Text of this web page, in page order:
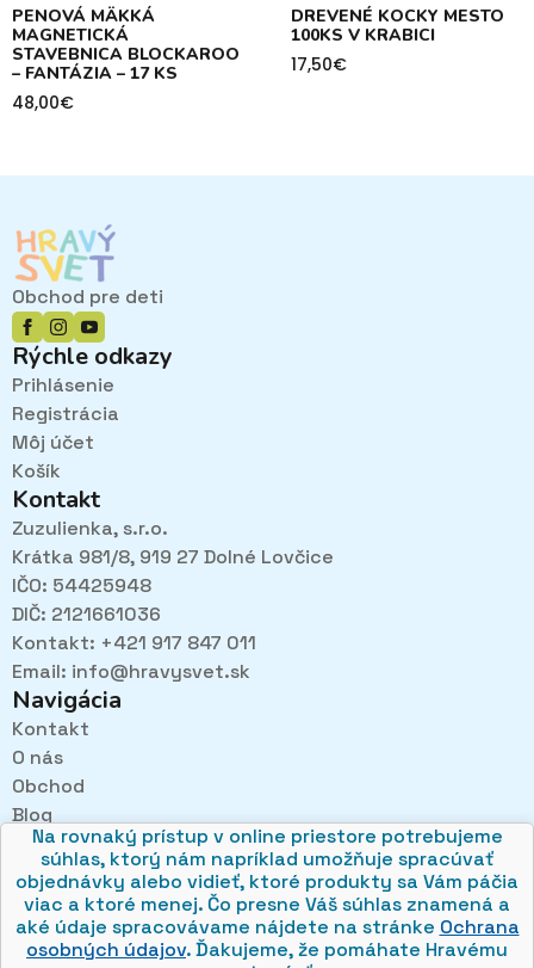
Pri návštevách kamenného obchodu pozorne
načúvame malým aj veľkým, aby sme zistili, čo sa Vám
v obchode páči najviac a mohli sa tak posúvať vpred.
Na rovnaký prístup v online priestore potrebujeme
súhlas, ktorý nám napríklad umožňuje spracúvať
objednávky alebo vidieť, ktoré produkty sa Vám páčia
viac a ktoré menej. Čo presne Váš súhlas znamená a
aké údaje spracovávame nájdete na stránke Ochrana
osobných údajov. Ďakujeme, že pomáhate Hravému
PENOVÁ MÄKKÁ
MAGNETICKÁ
STAVEBNICA BLOCKAROO
– FANTÁZIA – 17 KS
48,00€
DREVENÉ KOCKY MESTO
100KS V KRABICI
17,50€
Obchod pre deti
Rýchle odkazy
Prihlásenie
Registrácia
Môj účet
Košík
Kontakt
Zuzulienka, s.r.o.
Krátka 981/8, 919 27 Dolné Lovčice
IČO: 54425948
DIČ: 2121661036
Kontakt: +421 917 847 011
Email: info@hravysvet.sk
Navigácia
Kontakt
O nás
Obchod
Blog
Obchodné podmienky
Ochrana osobných údajov